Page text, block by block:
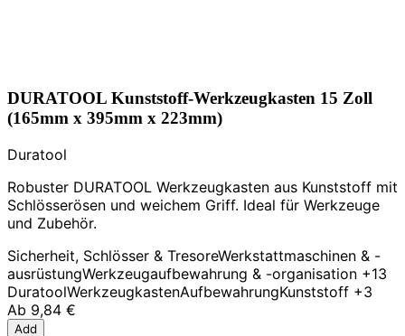
DURATOOL Kunststoff-Werkzeugkasten 15 Zoll
(165mm x 395mm x 223mm)
Duratool
Robuster DURATOOL Werkzeugkasten aus Kunststoff mit
Schlösserösen und weichem Griff. Ideal für Werkzeuge
und Zubehör.
Sicherheit, Schlösser & TresoreWerkstattmaschinen & -
ausrüstungWerkzeugaufbewahrung & -organisation +13
DuratoolWerkzeugkastenAufbewahrungKunststoff +3
Ab 9,84 €
Add